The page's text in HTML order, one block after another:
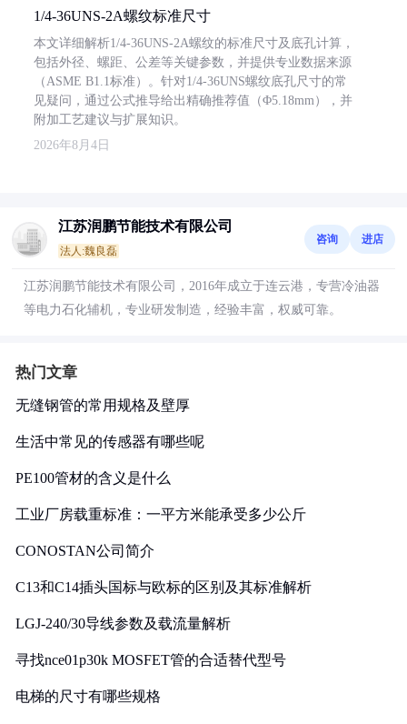
1/4-36UNS-2A螺纹标准尺寸
本文详细解析1/4-36UNS-2A螺纹的标准尺寸及底孔计算，
包括外径、螺距、公差等关键参数，并提供专业数据来源
（ASME B1.1标准）。针对1/4-36UNS螺纹底孔尺寸的常
见疑问，通过公式推导给出精确推荐值（Φ5.18mm），并
附加工艺建议与扩展知识。
2026年8月4日
江苏润鹏节能技术有限公司
法人:魏良磊
咨询 进店
江苏润鹏节能技术有限公司，2016年成立于连云港，专营冷油器
等电力石化辅机，专业研发制造，经验丰富，权威可靠。
热门文章
无缝钢管的常用规格及壁厚
生活中常见的传感器有哪些呢
PE100管材的含义是什么
工业厂房载重标准：一平方米能承受多少公斤
CONOSTAN公司简介
C13和C14插头国标与欧标的区别及其标准解析
LGJ-240/30导线参数及载流量解析
寻找nce01p30k MOSFET管的合适替代型号
电梯的尺寸有哪些规格